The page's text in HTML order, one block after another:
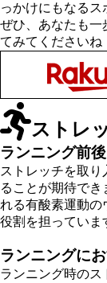
っかけにもなるス
ぜひ、あなたも一
てみてくださいね
ストレ
ランニング前
ストレッチを取
ることが期待でき
れる有酸素運動の
役割を担っていま
ランニングに
ランニング時のス